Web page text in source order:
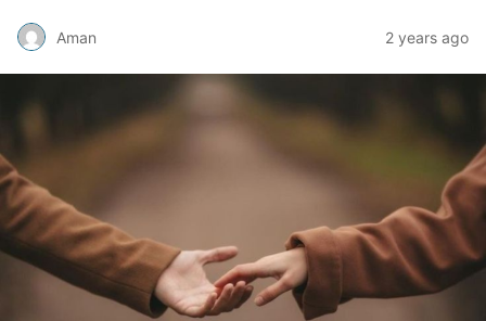
Aman 2 years ago